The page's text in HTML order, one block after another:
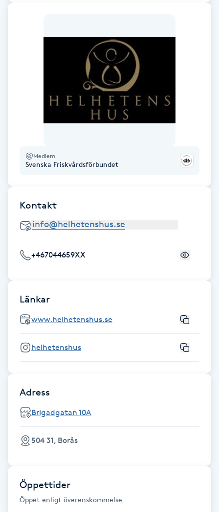
Hårborttagning
Idrottsmassage
J
Japansk massage
Katun fransar
Kemisk peeling
Keratinbehandling
Kinesisk medicin
Kiropraktik
Medlem
Svenska Friskvårdsförbundet
Kontakt
+467044659XX
Länkar
www.helhetenshus.se
helhetenshus
Adress
Brigadgatan 10A
504 31, Borås
Öppettider
Öppet enligt överenskommelse